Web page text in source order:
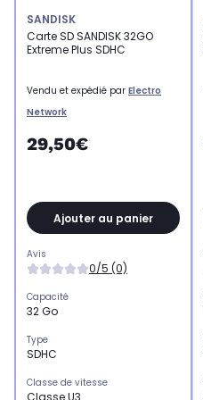
SANDISK
Carte SD SANDISK 32GO
Extreme Plus SDHC
Vendu et expédié par Electro
Network
29,50€
Ajouter au panier
Avis
0/5 (0)
Capacité
32 Go
Type
SDHC
Classe de vitesse